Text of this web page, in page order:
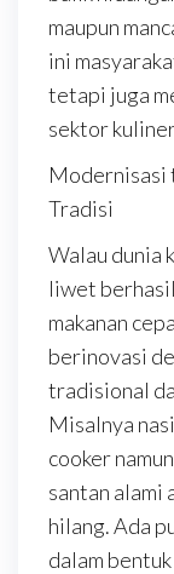
maupun
ini
tetapi juga
sektor
Modernisasi
Tradisi
Walau dunia
liwet
makanan
berinovasi
tradisional
Misalnya
cooker
santan alami
hilang. Ada
dalam